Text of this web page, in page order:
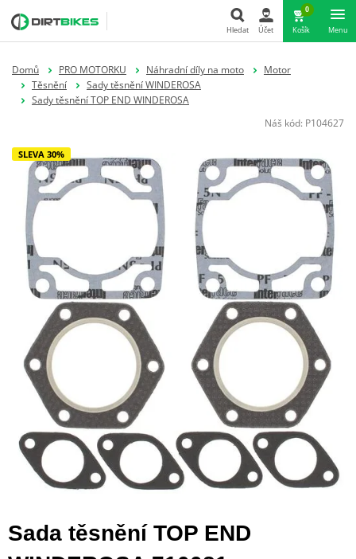
Hledat Účet
0
Košík Menu
Domů PRO MOTORKU Náhradní díly na moto
Motor
Těsnění
Sady těsnění WINDEROSA
Sady těsnění TOP END WINDEROSA
Náš kód: P104627
SLEVA 30%
Sada těsnění TOP END